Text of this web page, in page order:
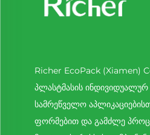
Richer EcoPack (Xiamen)
პლასტმასის ინდივიდუალურ
სამრეწველო
ფორმებით და გამძლე